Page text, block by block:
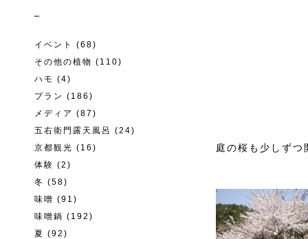
イベント
(68)
その他の植物 (110)
ハモ (4)
プラン (186)
メディア (87)
五右衛門露天風呂 (24)
京都観光 (16)
体験 (2)
冬 (58)
味噌 (91)
味噌鍋 (192)
夏 (92)
庭の桜も少しず